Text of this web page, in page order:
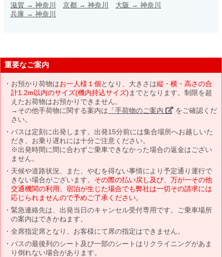
滋賀 → 神奈川 京都 → 神奈川 大阪 → 神奈川
兵庫 → 神奈川
重要なご案内
お預かり荷物はお一人様１個となり、大きさは縦・横・高さの合
計1.2m以内のサイズ(機内持込サイズ) までとなります。制限を超
えたお荷物はお預かりできません。
→その他手荷物に関する案内は 「手荷物のご案内」 をご確認くだ
さい。
バスは定刻に出発します。出発15分前には集合場所へお越しいた
だき、お乗り遅れには十分ご注意ください。
※出発時間に間に合わずご乗車できなかった場合の返金はござい
ません。
天候や道路状況、また、やむを得ない事情により予定通り運行で
きない場合がございます。 その際の払い戻し及び、万が一その他
交通機関の利用、宿泊が生じた場合でも弊社は一切その請求には
応じられませんので予めご了承ください。
緊急連絡先は、出発当日のキャンセル受付専用です。ご乗車場所
の案内はできかねます。
全席指定席となり、お客様にて席の指定はできません。
バスの最後列のシート及び一部のシートはリクライニングがあま
り倒れない場合があります。